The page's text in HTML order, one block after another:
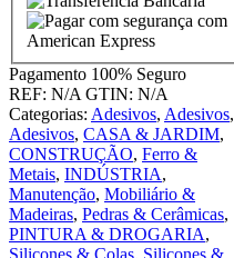
Pagamento 100% Seguro
REF: N/A GTIN: N/A
Categorias: Adesivos, Adesivos,
Adesivos, CASA & JARDIM,
CONSTRUÇÃO, Ferro &
Metais, INDÚSTRIA,
Manutenção, Mobiliário &
Madeiras, Pedras & Cerâmicas,
PINTURA & DROGARIA,